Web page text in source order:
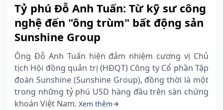
Tỷ phú Đỗ Anh Tuấn: Từ kỹ sư công
nghệ đến "ông trùm" bất động sản
Sunshine Group
Ông Đỗ Anh Tuấn hiện đảm nhiệm cương vị Chủ
tịch Hội đồng quản trị (HĐQT) Công ty Cổ phần Tập
đoàn Sunshine (Sunshine Group), đồng thời là một
trong những tỷ phú USD hàng đầu trên sàn chứng
khoán Việt Nam. Xem thêm